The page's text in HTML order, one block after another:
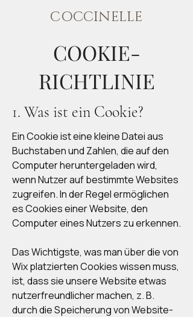
COCCINELLE
COOKIE-
RICHTLINIE
1. Was ist ein Cookie?
Ein Cookie ist eine kleine Datei aus
Buchstaben und Zahlen, die auf den
Computer heruntergeladen wird,
wenn Nutzer auf bestimmte Websites
zugreifen. In der Regel ermöglichen
es Cookies einer Website, den
Computer eines Nutzers zu erkennen.
Das Wichtigste, was man über die von
Wix platzierten Cookies wissen muss,
ist, dass sie unsere Website etwas
nutzerfreundlicher machen, z. B.
durch die Speicherung von Website-